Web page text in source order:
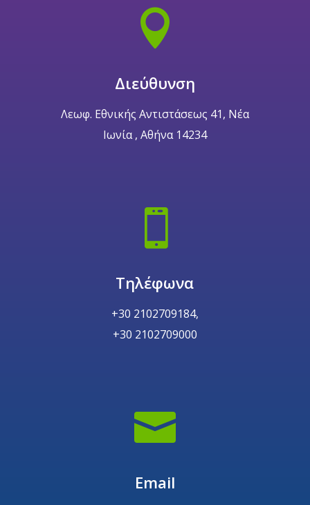

Διεύθυνση
Λεωφ. Εθνικής Αντιστάσεως 41, Νέα
Ιωνία , Αθήνα 14234

Τηλέφωνα
+30 2102709184,
+30 2102709000

Email